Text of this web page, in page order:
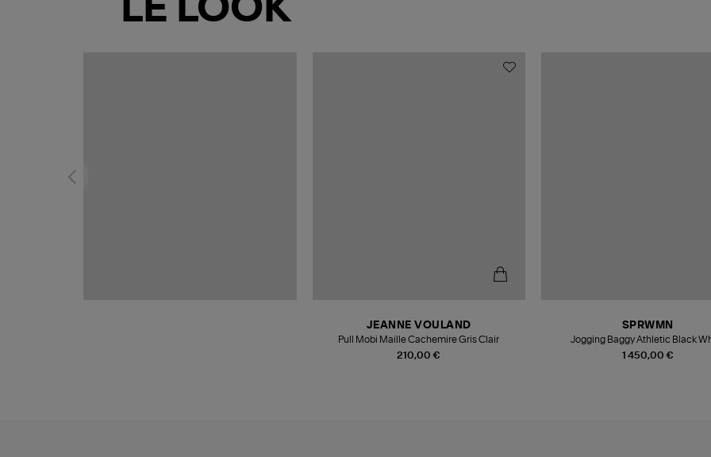
LE LOOK
210,00 €
JEANNE VOULAND
Pull Mobi Maille Cachemire Gris Clair
1 450,00 €
SPRWMN
Jogging Baggy Athletic Black